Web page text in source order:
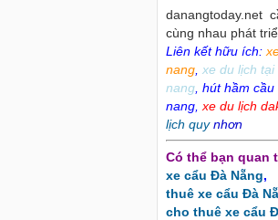
danangtoday.net
cùng nhau phát
Liên kết hữu ích:
nang xe du lịch
nang hút hầm cầu
nang xe du lịch
lịch quynhơn
Có thể bạn quan
xe cẩu Đà Nẵng,
thuê xe cẩu Đà
cho thuê xe cẩu